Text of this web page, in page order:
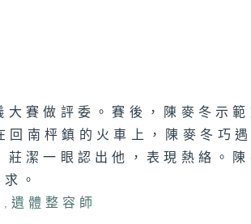
賽做評委。賽後，陳麥冬示範
回南枰鎮的火車上，陳麥冬巧
潔一眼認出他，表現熱絡。陳
。
,遺體整容師